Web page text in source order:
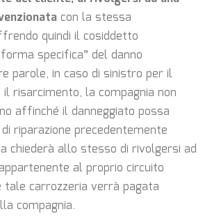
con la stessa
quindi il cosiddetto
specifica” del danno
parole, in caso di sinistro per il
risarcimento, la compagnia non
affinché il danneggiato possa
riparazione precedentemente
chiederà allo stesso di rivolgersi ad
al proprio circuito
tale carrozzeria verrà pagata
compagnia.